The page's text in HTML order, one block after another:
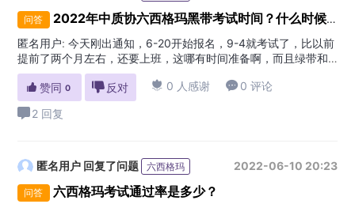
问答 2022年中质协六西格玛黑带考试时间？什么时候报名？
匿名用户: 今天刚出通知，6-20开始报名，9-4就考试了，比以前
提前了两个月左右，还要上班，这哪有时间准备啊，而且绿带和
黑带还是同一天考试
 赞同 0  反对  0 人感谢  0 评论
2 回复
匿名用户 回复了问题 2022-06-10 20:23
六西格玛
问答 六西格玛考试通过率是多少？